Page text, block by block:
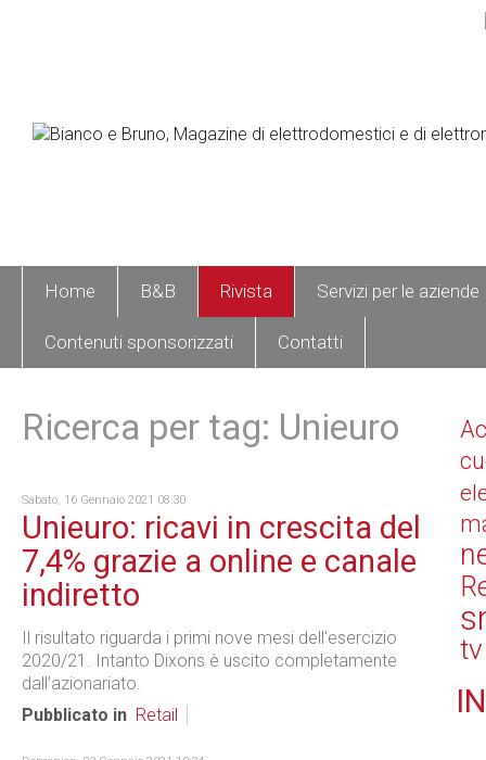
Home B&B Rivista Servizi per le aziende
Contenuti sponsorizzati Contatti
Ricerca per tag: Unieuro
Sabato, 16 Gennaio 2021 08:30
Unieuro: ricavi in crescita del
7,4% grazie a online e canale
indiretto
Il risultato riguarda i primi nove mesi dell'esercizio
2020/21. Intanto Dixons è uscito completamente
dall’azionariato.
Pubblicato in Retail
tv
IN